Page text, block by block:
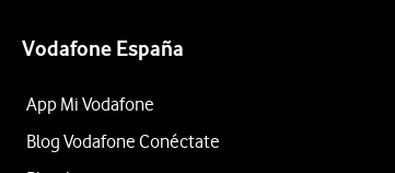
Vodafone España
App Mi Vodafone
Blog Vodafone Conéctate